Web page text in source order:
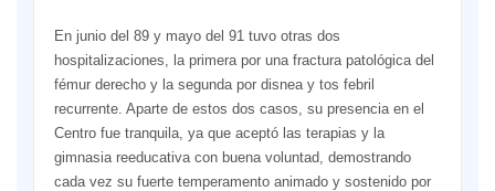
En junio del 89 y mayo del 91 tuvo otras dos
hospitalizaciones, la primera por una fractura patológica del
fémur derecho y la segunda por disnea y tos febril
recurrente. Aparte de estos dos casos, su presencia en el
Centro fue tranquila, ya que aceptó las terapias y la
gimnasia reeducativa con buena voluntad, demostrando
cada vez su fuerte temperamento animado y sostenido por